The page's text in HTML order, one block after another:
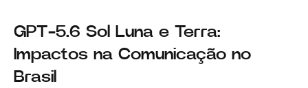
GPT-5.6 Sol Luna e Terra:
Impactos na Comunicação no
Brasil